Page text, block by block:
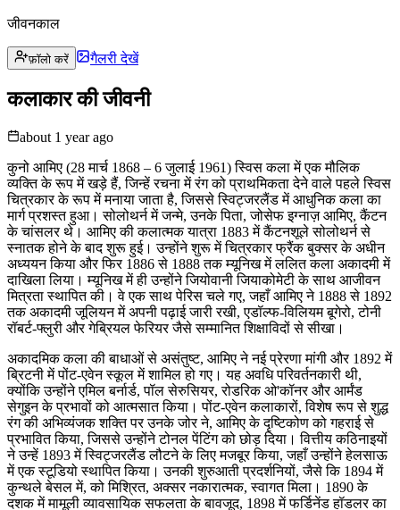
जीवनकाल
फ़ॉलो करें गैलरी देखें
कलाकार की जीवनी
about 1 year ago
कुनो आमिए (28 मार्च 1868 – 6 जुलाई 1961) स्विस कला में एक मौलिक
व्यक्ति के रूप में खड़े हैं, जिन्हें रचना में रंग को प्राथमिकता देने वाले पहले स्विस
चित्रकार के रूप में मनाया जाता है, जिससे स्विट्जरलैंड में आधुनिक कला का
मार्ग प्रशस्त हुआ। सोलोथर्न में जन्मे, उनके पिता, जोसेफ इग्नाज़ आमिए, कैंटन
के चांसलर थे। आमिए की कलात्मक यात्रा 1883 में कैंटनशूले सोलोथर्न से
स्नातक होने के बाद शुरू हुई। उन्होंने शुरू में चित्रकार फ्रैंक बुक्सर के अधीन
अध्ययन किया और फिर 1886 से 1888 तक म्यूनिख में ललित कला अकादमी में
दाखिला लिया। म्यूनिख में ही उन्होंने जियोवानी जियाकोमेटी के साथ आजीवन
मित्रता स्थापित की। वे एक साथ पेरिस चले गए, जहाँ आमिए ने 1888 से 1892
तक अकादमी जूलियन में अपनी पढ़ाई जारी रखी, एडॉल्फ-विलियम बूगेरो, टोनी
रॉबर्ट-फ्लुरी और गेब्रियल फेरियर जैसे सम्मानित शिक्षाविदों से सीखा।
अकादमिक कला की बाधाओं से असंतुष्ट, आमिए ने नई प्रेरणा मांगी और 1892 में
ब्रिटनी में पोंट-एवेन स्कूल में शामिल हो गए। यह अवधि परिवर्तनकारी थी,
क्योंकि उन्होंने एमिल बर्नार्ड, पॉल सेरुसियर, रोडरिक ओ'कॉनर और आर्मंड
सेगुइन के प्रभावों को आत्मसात किया। पोंट-एवेन कलाकारों, विशेष रूप से शुद्ध
रंग की अभिव्यंजक शक्ति पर उनके जोर ने, आमिए के दृष्टिकोण को गहराई से
प्रभावित किया, जिससे उन्होंने टोनल पेंटिंग को छोड़ दिया। वित्तीय कठिनाइयों
ने उन्हें 1893 में स्विट्जरलैंड लौटने के लिए मजबूर किया, जहाँ उन्होंने हेलसाऊ
में एक स्टूडियो स्थापित किया। उनकी शुरुआती प्रदर्शनियों, जैसे कि 1894 में
कुन्थले बेसल में, को मिश्रित, अक्सर नकारात्मक, स्वागत मिला। 1890 के
दशक में मामूली व्यावसायिक सफलता के बावजूद, 1898 में फर्डिनेंड हॉडलर का